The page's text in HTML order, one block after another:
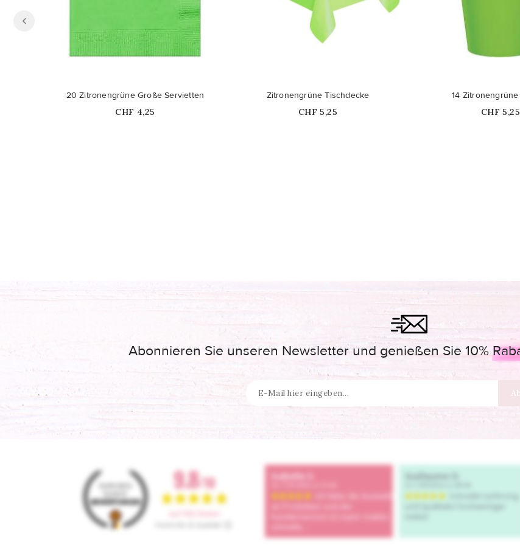
20 Zitronengrüne Große Servietten
Price
CHF 4,25
Nicht auf Lager
Zitronengrüne Tischdecke
Price
CHF 5,25
14
Price
CHF 5,25
Abonnieren Sie unseren Newsletter und genießen Sie 10%